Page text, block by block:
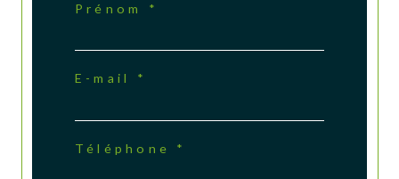
Prénom *
E-mail *
Téléphone *